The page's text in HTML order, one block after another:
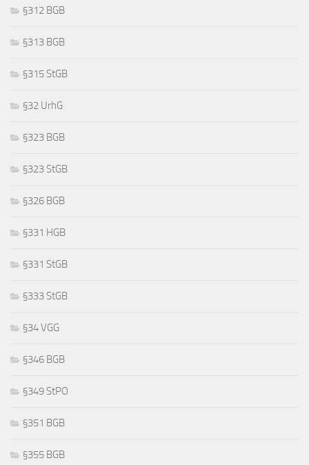
§312 BGB
§313 BGB
§315 StGB
§32 UrhG
§323 BGB
§323 StGB
§326 BGB
§331 HGB
§331 StGB
§333 StGB
§34 VGG
§346 BGB
§349 StPO
§351 BGB
§355 BGB